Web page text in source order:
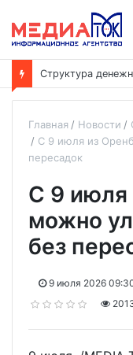
Главная Новости
С 9 июля из
пересадок
С 9 июля
можно
без
9 июля 2026